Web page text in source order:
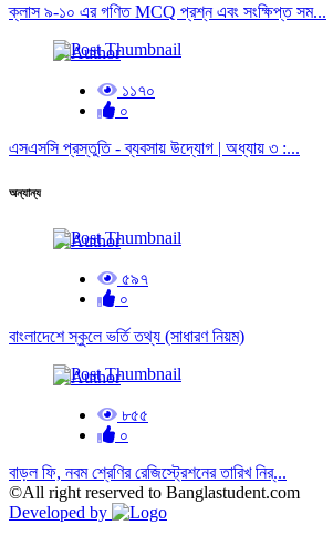
ক্লাস ৯-১০ এর গণিত MCQ প্রশ্ন এবং সংক্ষিপ্ত সম...
১১৭০
০
এসএসসি প্রস্তুতি - ব্যবসায় উদ্যোগ | অধ্যায় ৩ :...
অন্যান্য
৫৯৭
০
বাংলাদেশে স্কুলে ভর্তি তথ্য (সাধারণ নিয়ম)
৮৫৫
০
বাড়ল ফি, নবম শ্রেণির রেজিস্ট্রেশনের তারিখ নির্...
©All right reserved to Banglastudent.com
Developed by